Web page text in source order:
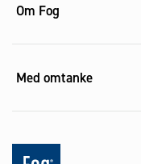
Om Fog
Med omtanke